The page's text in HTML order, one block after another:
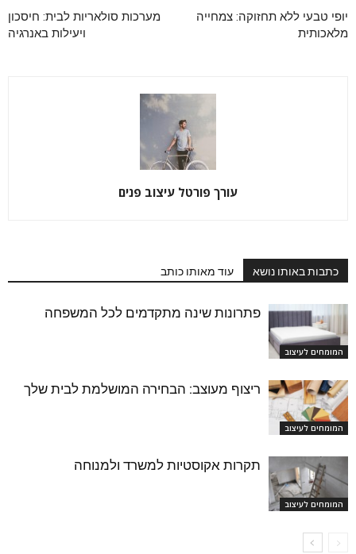
יופי טבעי ללא תחזוקה: צמחייה
מלאכותית
מערכות סולאריות לבית: חיסכון
ויעילות באנרגיה
עורך פורטל עיצוב פנים
כתבות באותו נושא עוד מאותו כותב
המומחים לעיצוב
פתרונות שינה מתקדמים לכל המשפחה
המומחים לעיצוב
ריצוף מעוצב: הבחירה המושלמת לבית שלך
המומחים לעיצוב
תקרות אקוסטיות למשרד ולמנוחה